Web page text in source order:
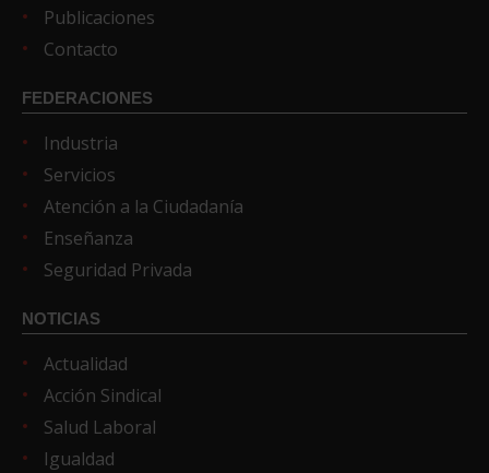
Publicaciones
Contacto
FEDERACIONES
Industria
Servicios
Atención a la Ciudadanía
Enseñanza
Seguridad Privada
NOTICIAS
Actualidad
Acción Sindical
Salud Laboral
Igualdad